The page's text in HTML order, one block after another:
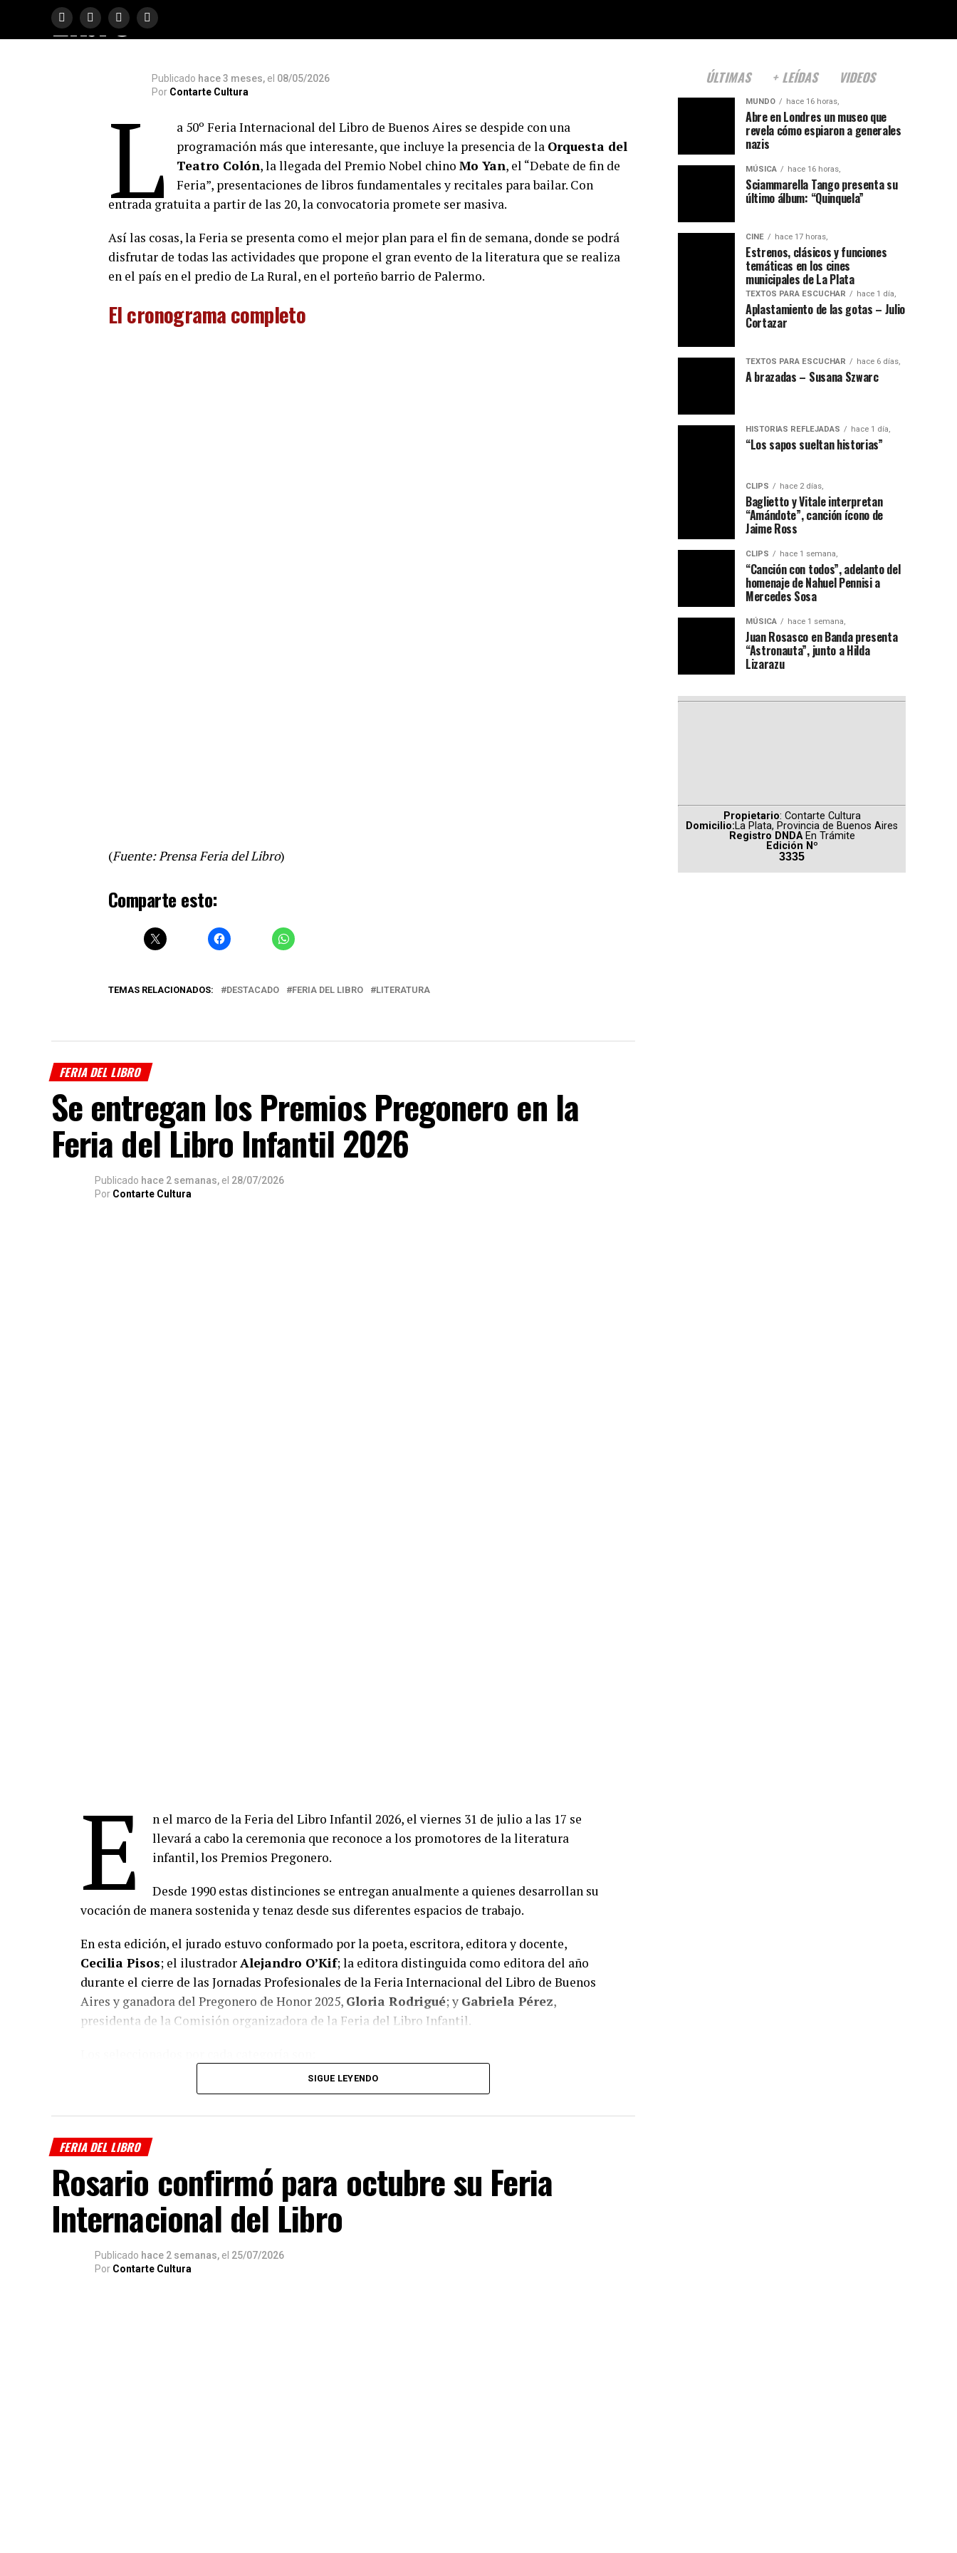
Libro
Publicado hace 3 meses, el 08/05/2026
Por Contarte Cultura
L
a 50º Feria Internacional del Libro de Buenos Aires se despide con una
programación más que interesante, que incluye la presencia de la Orquesta del
Teatro Colón, la llegada del Premio Nobel chino Mo Yan, el “Debate de fin de
Feria”, presentaciones de libros fundamentales y recitales para bailar. Con
entrada gratuita a partir de las 20, la convocatoria promete ser masiva.
Así las cosas, la Feria se presenta como el mejor plan para el fin de semana, donde se podrá
disfrutar de todas las actividades que propone el gran evento de la literatura que se realiza
en el país en el predio de La Rural, en el porteño barrio de Palermo.
El cronograma completo
(Fuente: Prensa Feria del Libro)
Comparte esto:
TEMAS RELACIONADOS: DESTACADO FERIA DEL LIBRO LITERATURA
FERIA DEL LIBRO
Se entregan los Premios Pregonero en la
Feria del Libro Infantil 2026
Publicado hace 2 semanas, el 28/07/2026
Por Contarte Cultura
E
n el marco de la Feria del Libro Infantil 2026, el viernes 31 de julio a las 17 se
llevará a cabo la ceremonia que reconoce a los promotores de la literatura
infantil, los Premios Pregonero.
Desde 1990 estas distinciones se entregan anualmente a quienes desarrollan su
vocación de manera sostenida y tenaz desde sus diferentes espacios de trabajo.
En esta edición, el jurado estuvo conformado por la poeta, escritora, editora y docente,
Cecilia Pisos; el ilustradorAlejandro O’Kif; la editora distinguida como editora del año
durante el cierre de las Jornadas Profesionales de la Feria Internacional del Libro de Buenos
Aires y ganadora del Pregonero de Honor 2025, Gloria Rodrigué; y Gabriela Pérez,
presidenta de la Comisión organizadora de la Feria del Libro Infantil.
SIGUE LEYENDO
FERIA DEL LIBRO
Rosario confirmó para octubre su Feria
Internacional del Libro
Publicado hace 2 semanas, el 25/07/2026
Por Contarte Cultura
ÚLTIMAS + LEÍDAS VIDEOS
MUNDO hace 16 horas,
Abre en Londres un museo que
revela cómo espiaron a generales
nazis
MÚSICA hace 16 horas,
Sciammarella Tango presenta su
último álbum: “Quinquela”
CINE hace 17 horas,
Estrenos, clásicos y funciones
temáticas en los cines
municipales de La Plata
TEXTOS PARA ESCUCHAR hace 1 día,
Aplastamiento de las gotas – Julio
Cortazar
TEXTOS PARA ESCUCHAR hace 6 días,
A brazadas – Susana Szwarc
HISTORIAS REFLEJADAS hace 1 día,
“ Los sapos sueltan historias”
CLIPS hace 2 días,
Baglietto y Vitale interpretan
“Amándote”, canción ícono de
Jaime Ross
CLIPS hace 1 semana,
“Canción con todos”, adelanto del
homenaje de Nahuel Pennisi a
Mercedes Sosa
MÚSICA hace 1 semana,
Juan Rosasco en Banda presenta
“Astronauta”, junto a Hilda
Lizarazu
Propietario: Contarte Cultura
Domicilio:La Plata, Provincia de Buenos Aires
Registro DNDA En Trámite
Edición Nº
3335